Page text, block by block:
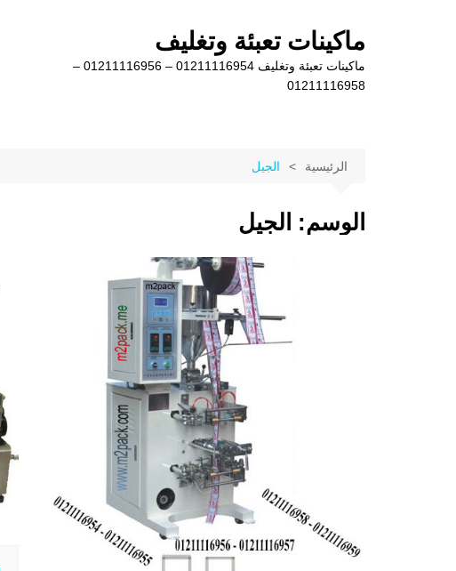
ماكينات تعبئة وتغليف
ماكينات تعبئة وتغليف 01211116954 – 01211116956 –
01211116958
الرئيسية الجيل
الوسم: الجيل